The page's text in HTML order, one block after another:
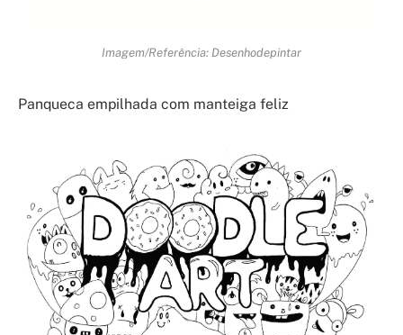
Imagem/Referência: Desenhodepintar
Panqueca empilhada com manteiga feliz